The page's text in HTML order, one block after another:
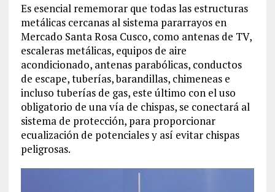
Es esencial rememorar que todas las estructuras
metálicas cercanas al sistema pararrayos en
Mercado Santa Rosa Cusco, como antenas de TV,
escaleras metálicas, equipos de aire
acondicionado, antenas parabólicas, conductos
de escape, tuberías, barandillas, chimeneas e
incluso tuberías de gas, este último con el uso
obligatorio de una vía de chispas, se conectará al
sistema de protección, para proporcionar
ecualización de potenciales y así evitar chispas
peligrosas.